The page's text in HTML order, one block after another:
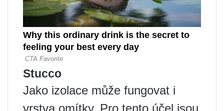
Stucco
Jako izolace může fungovat i